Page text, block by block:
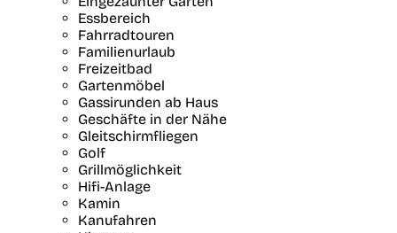
Essbereich
Fahrradtouren
Familienurlaub
Freizeitbad
Gartenmöbel
Gassirunden ab Haus
Geschäfte in der Nähe
Gleitschirmfliegen
Golf
Grillmöglichkeit
Hifi-Anlage
Kamin
Kanufahren